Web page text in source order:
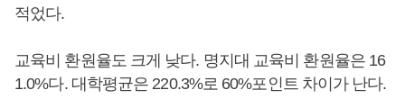
적었다.
교육비 환원율도 크게 낮다. 명지대 교육비 환원율은 16
1.0%다. 대학평균은 220.3%로 60%포인트 차이가 난다.